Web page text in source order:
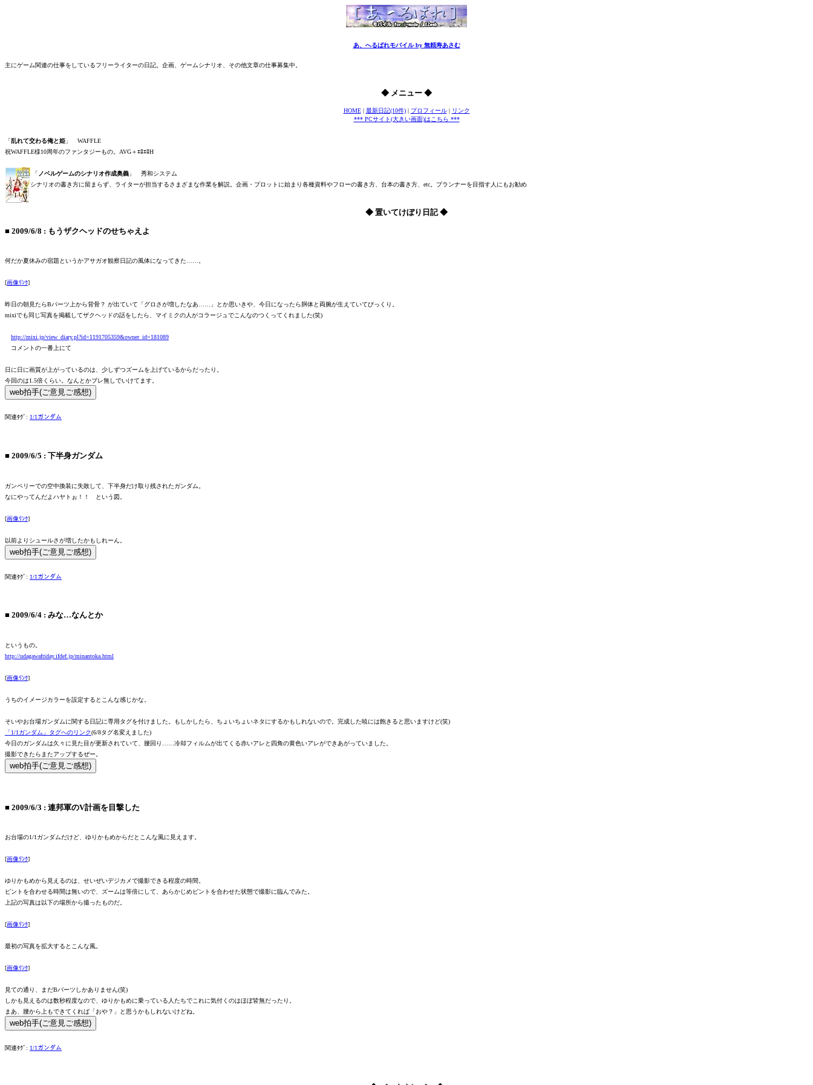
あ、へるばれモバイル by 無頼寿あさむ
主にゲーム関連の仕事をしているフリーライターの日記。企画、ゲームシナリオ、その他文章の仕事募集中。
◆ メニュー ◆
HOME| 最新日記(10件)| プロフィール| リンク
*** PCサイト(大きい画面)はこちら ***
「乱れて交わる俺と姫 」 WAFFLE
祝WAFFLE様10周年のファンタジーもの。AVG＋ｴﾛｴﾛH
「 ノベルゲームのシナリオ作成奥義 」 秀和システム
シナリオの書き方に留まらず、ライターが担当するさまざまな作業を解説。企画・プロットに始まり各種資料やフローの書き方、台本の書き方、etc。プランナーを目指す人にもお勧め
◆ 置いてけぼり日記 ◆
■ 2009/6/8 : もうザクヘッドのせちゃえよ
何だか夏休みの宿題というかアサガオ観察日記の風体になってきた……。
[画像ﾘﾝｸ]
昨日の朝見たらBパーツ上から背骨？ が出ていて「グロさが増したなあ……」とか思いきや、今日になったら胴体と両腕が生えていてびっくり。
mixiでも同じ写真を掲載してザクヘッドの話をしたら、マイミクの人がコラージュでこんなのつくってくれました(笑)
http://mixi.jp/view_diary.pl?id=1191705359&owner_id=181089
コメントの一番上にて
日に日に画質が上がっているのは、少しずつズームを上げているからだったり。
今回のは1.5倍くらい。なんとかブレ無しでいけてます。
関連ﾀｸﾞ: 1/1ガンダム
■ 2009/6/5 : 下半身ガンダム
ガンペリーでの空中換装に失敗して、下半身だけ取り残されたガンダム。
なにやってんだよハヤトぉ！！ という図。
[画像ﾘﾝｸ]
以前よりシュールさが増したかもしれーん。
関連ﾀｸﾞ: 1/1ガンダム
■ 2009/6/4 : みな…なんとか
というもの。
http://udagawafriday.ifdef.jp/minantoka.html
[画像ﾘﾝｸ]
うちのイメージカラーを設定するとこんな感じかな。
そいやお台場ガンダムに関する日記に専用タグを付けました。もしかしたら、ちょいちょいネタにするかもしれないので。完成した暁には飽きると思いますけど(笑)
「1/1ガンダム」タグへのリンク(6/8タグ名変えました)
今日のガンダムは久々に見た目が更新されていて、腰回り……冷却フィルムが出てくる赤いアレと四角の黄色いアレができあがっていました。
撮影できたらまたアップするぜー。
■ 2009/6/3 : 連邦軍のV計画を目撃した
お台場の1/1ガンダムだけど、ゆりかもめからだとこんな風に見えます。
[画像ﾘﾝｸ]
ゆりかもめから見えるのは、せいぜいデジカメで撮影できる程度の時間。
ピントを合わせる時間は無いので、ズームは等倍にして、あらかじめピントを合わせた状態で撮影に臨んでみた。
上記の写真は以下の場所から撮ったものだ。
[画像ﾘﾝｸ]
最初の写真を拡大するとこんな風。
[画像ﾘﾝｸ]
見ての通り、まだBパーツしかありません(笑)
しかも見えるのは数秒程度なので、ゆりかもめに乗っている人たちでこれに気付くのはほぼ皆無だったり。
まあ、腰から上もできてくれば「おや？」と思うかもしれないけどね。
関連ﾀｸﾞ: 1/1ガンダム